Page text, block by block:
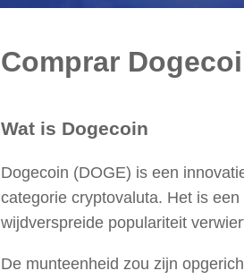
Comprar
Wat is Dogecoin
Dogecoin (DOGE) is een
categorie cryptovaluta. Het is
wijdverspreide populariteit
De munteenheid zou zijn